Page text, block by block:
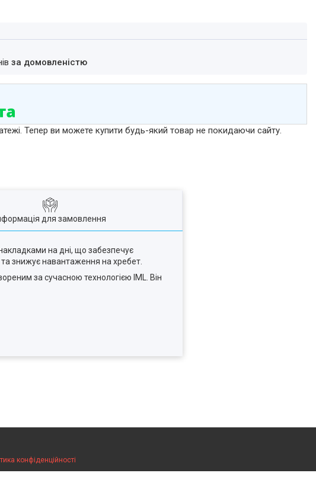
за домовленістю
Тепер ви можете купити будь-який товар не покидаючи сайту.
для замовлення
на дні, що забезпечує
знижує навантаження на хребет.
за сучасною технологією IML. Він
конфіденційності